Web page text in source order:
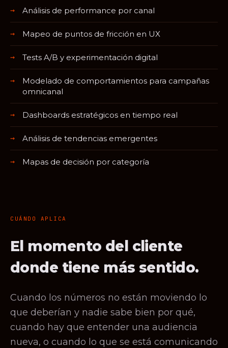
Análisis de performance por canal
Mapeo de puntos de fricción en UX
Tests A/B y experimentación digital
Modelado de comportamientos para campañas
omnicanal
Dashboards estratégicos en tiempo real
Análisis de tendencias emergentes
Mapas de decisión por categoría
CUÁNDO APLICA
El momento del cliente
donde tiene más sentido.
Cuando los números no están moviendo lo
que deberían y nadie sabe bien por qué,
cuando hay que entender una audiencia
nueva, o cuando lo que se está comunicando